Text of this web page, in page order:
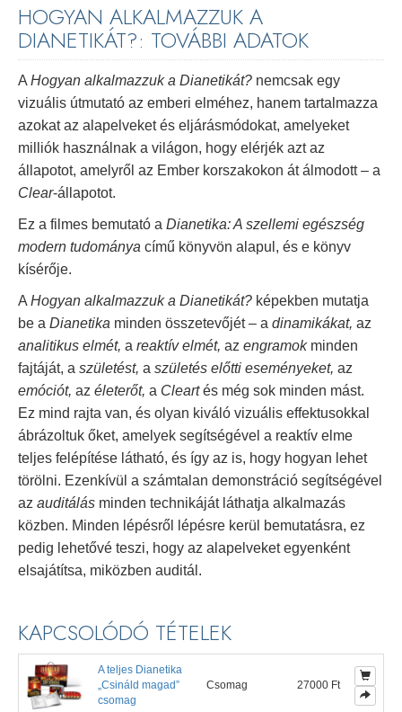
HOGYAN ALKALMAZZUK A
DIANETIKÁT?: TOVÁBBI ADATOK
AHogyan alkalmazzuk a Dianetikát? nemcsak egy
vizuális útmutató az emberi elméhez, hanem tartalmazza
azokat az alapelveket és eljárásmódokat, amelyeket
milliók használnak a világon, hogy elérjék azt az
állapotot, amelyről az Ember korszakokon át álmodott – a
Clear-állapotot.
Ez a filmes bemutató a Dianetika: A szellemi egészség
modern tudománya című könyvön alapul, és e könyv
kísérője.
AHogyan alkalmazzuk a Dianetikát? képekben mutatja
be a Dianetika minden összetevőjét – a dinamikákat, az
analitikus elmét, a reaktív elmét, az engramokminden
fajtáját, a születést, a születés előtti eseményeket, az
emóciót, az életerőt, a Cleartés még sok minden mást.
Ez mind rajta van, és olyan kiváló vizuális effektusokkal
ábrázoltuk őket, amelyek segítségével a reaktív elme
teljes felépítése látható, és így az is, hogy hogyan lehet
törölni. Ezenkívül a számtalan demonstráció segítségével
az auditálás minden technikáját láthatja alkalmazás
közben. Minden lépésről lépésre kerül bemutatásra, ez
pedig lehetővé teszi, hogy az alapelveket egyenként
elsajátítsa, miközben auditál.
KAPCSOLÓDÓ TÉTELEK
A teljes Dianetika
„Csináld magad”
csomag
Csomag 27000 Ft